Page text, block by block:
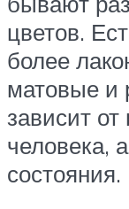
цветов.
более
матовые и
зависит
человека,
состояния.